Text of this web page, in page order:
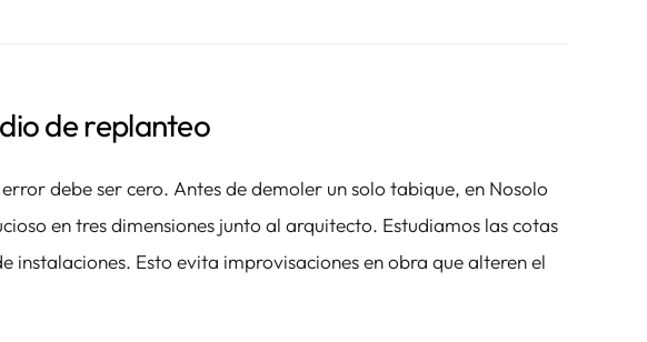
de replanteo
debe ser cero. Antes de demoler un solo tabique, en Nosolo
en tres dimensiones junto al arquitecto. Estudiamos las cotas
instalaciones. Esto evita improvisaciones en obra que alteren el